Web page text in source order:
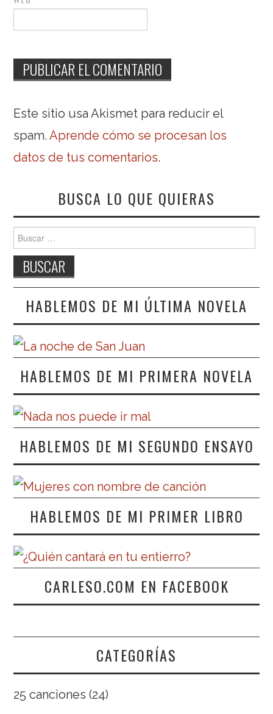
Este sitio usa Akismet para reducir el
spam.Aprende cómo se procesan los
datos de tus comentarios.
BUSCA LO QUE QUIERAS
Buscar:
HABLEMOS DE MI ÚLTIMA NOVELA
HABLEMOS DE MI PRIMERA NOVELA
HABLEMOS DE MI SEGUNDO ENSAYO
HABLEMOS DE MI PRIMER LIBRO
CARLESO.COM EN FACEBOOK
CATEGORÍAS
25 canciones (24)